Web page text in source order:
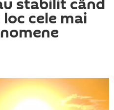
stabilit când
cele mai